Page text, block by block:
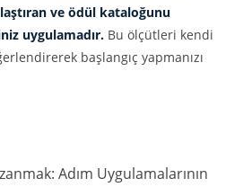
ve ödül kataloğunu
uygulamadır. Bu ölçütleri kendi
başlangıç yapmanızı
Adım Uygulamalarının